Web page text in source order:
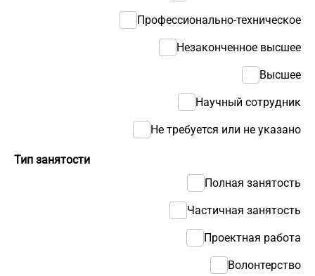
Тип занятости
Полная занятость
Частичная занятость
Проектная работа
Волонтерство
Профессионально-техническое
Незаконченное высшее
Высшее
Научный сотрудник
Не требуется или не указано